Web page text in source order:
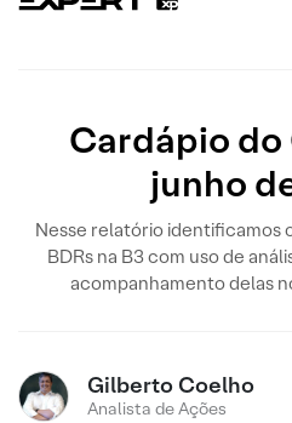
Cardápio do
junho
Nesse relatório identificamos
BDRs na B3 com uso de
acompanhamento delas
Gilberto Coelho
Analista de Ações